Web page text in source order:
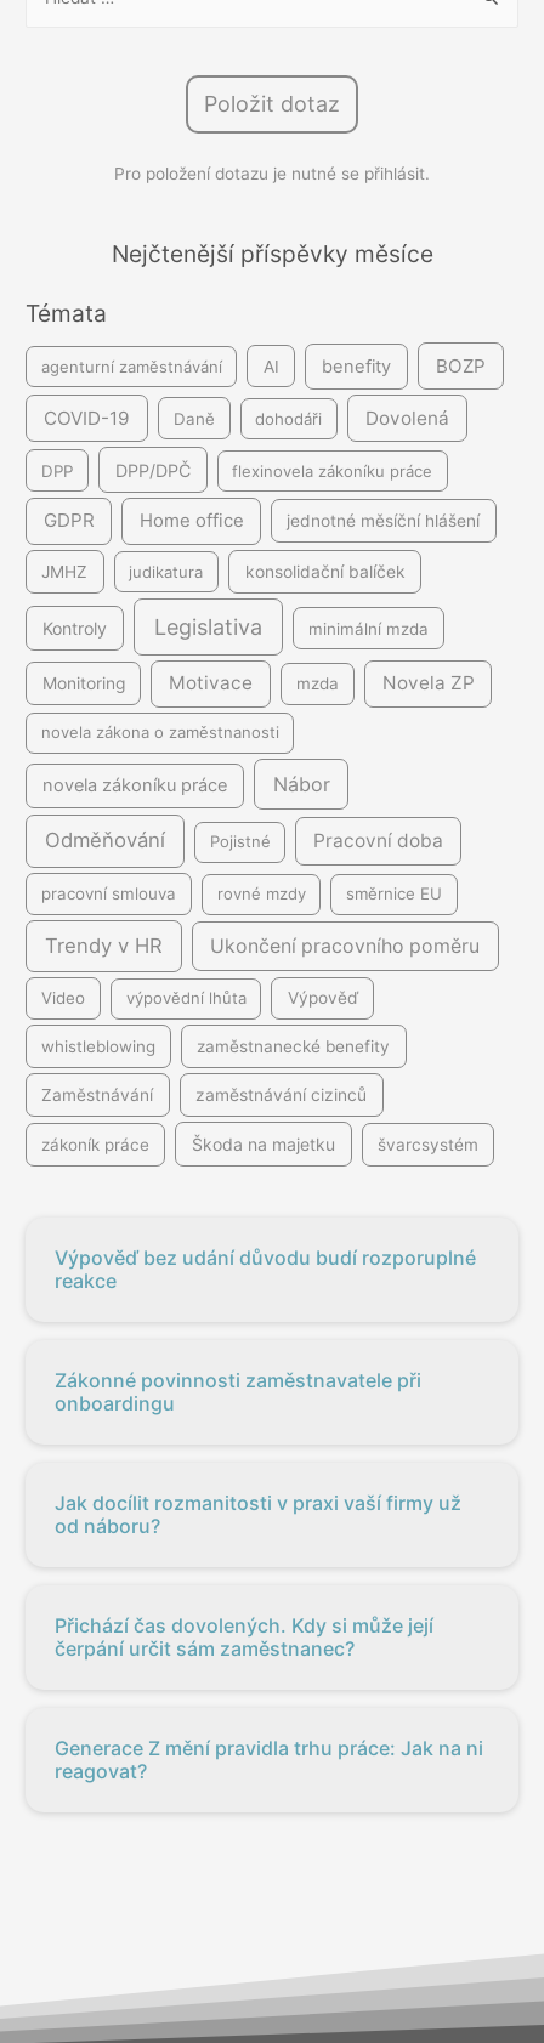
í
Položit dotaz
Pro položení dotazu je nutné se přihlásit.
Nejčtenější příspěvky měsíce
Témata
agenturní zaměstnávání AI benefity BOZP
COVID-19 Daně dohodáři Dovolená
DPP DPP/DPČ flexinovela zákoníku práce
GDPR Home office jednotné měsíční hlášení
JMHZ judikatura konsolidační balíček
Kontroly Legislativa minimální mzda
Monitoring Motivace mzda Novela ZP
novela zákona o zaměstnanosti
novela zákoníku práce Nábor
Odměňování Pojistné Pracovní doba
pracovní smlouva rovné mzdy směrnice EU
Trendy v HR Ukončení pracovního poměru
Video výpovědní lhůta Výpověď
whistleblowing zaměstnanecké benefity
Zaměstnávání zaměstnávání cizinců
zákoník práce Škoda na majetku švarcsystém
Výpověď bez udání důvodu budí rozporuplné
reakce
Zákonné povinnosti zaměstnavatele při
onboardingu
Jak docílit rozmanitosti v praxi vaší firmy už
od náboru?
Přichází čas dovolených. Kdy si může její
čerpání určit sám zaměstnanec?
Generace Z mění pravidla trhu práce: Jak na ni
reagovat?